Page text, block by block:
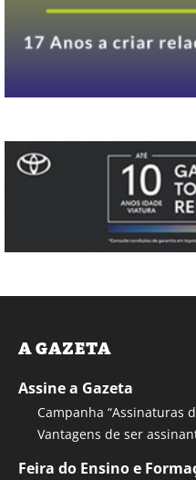
A GAZETA
Assine a Gazeta
Campanha “Assinaturas
Vantagens de ser
Feira do Ensino e